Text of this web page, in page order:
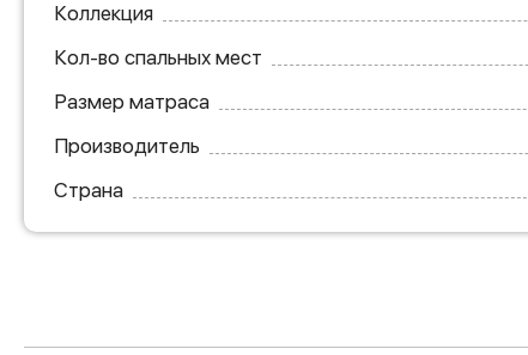
Коллекция
Кол-во спальных мест
Размер матраса
Производитель
Страна